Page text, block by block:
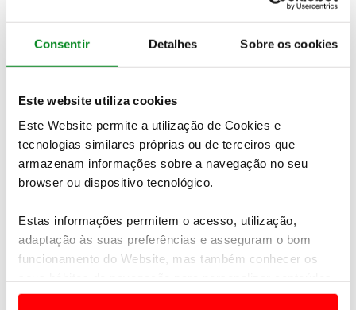
Consentir Detalhes Sobre os cookies
Este website utiliza cookies
Este Website permite a utilização de Cookies e
tecnologias similares próprias ou de terceiros que
armazenam informações sobre a navegação no seu
browser ou dispositivo tecnológico.
Estas informações permitem o acesso, utilização,
adaptação às suas preferências e asseguram o bom
funcionamento do Website, mas também conhecer os
e anúncios de modo a promover produtos e/ou serviços.
Preparar o Natal mais atípico das nossas vidas |
Sem certezas sobre como vai ser este Natal, as
festivos. Saiba os cuidados a ter para evitar
contágios dentro de casa.
Carro todos os dias| Mobilidade
Barómetro ACP revela maioria que não abre mão do
escola.
O primeiro carro de Maria João Lopo de Carvalho |
Entrevista